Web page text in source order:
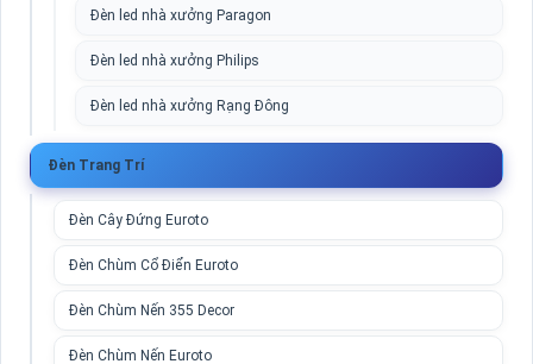
Đèn led nhà xưởng Paragon
Đèn led nhà xưởng Philips
Đèn led nhà xưởng Rạng Đông
Đèn Trang Trí
Đèn Cây Đứng Euroto
Đèn Chùm Cổ Điển Euroto
Đèn Chùm Nến 355 Decor
Đèn Chùm Nến Euroto